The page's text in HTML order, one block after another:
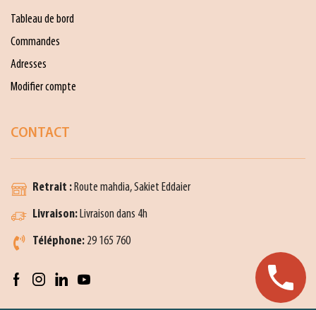
Tableau de bord
Commandes
Adresses
Modifier compte
CONTACT
Retrait : Route mahdia, Sakiet Eddaier
Livraison: Livraison dans 4h
Téléphone: 29 165 760